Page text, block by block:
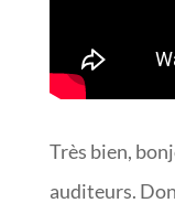
Très bien,
auditeurs.